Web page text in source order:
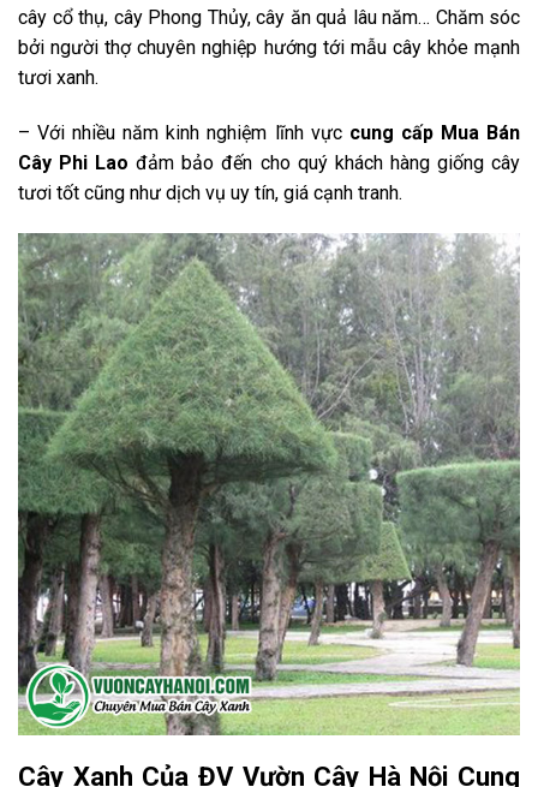
cây cổ thụ, cây Phong Thủy, cây ăn quả lâu năm… Chăm sóc
bởi người thợ chuyên nghiệp hướng tới mẫu cây khỏe mạnh
tươi xanh.
– Với nhiều năm kinh nghiệm lĩnh vực cung cấp Mua Bán
Cây Phi Lao đảm bảo đến cho quý khách hàng giống cây
tươi tốt cũng như dịch vụ uy tín, giá cạnh tranh.
Cây Xanh Của ĐV Vườn Cây Hà Nội Cung